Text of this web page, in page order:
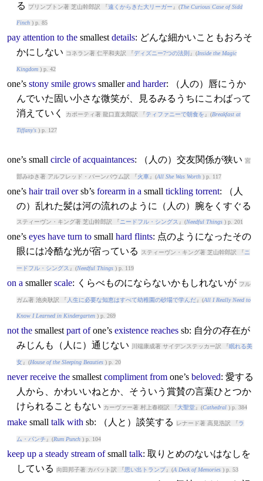
る
プリンプトン著 芝山幹郎訳 『遠くからきた大リーガー 』(The Curious Case of Sidd
Finch) p. 85
pay attention to the smallest details: どんな細かいこともおろそ
かにしない コネラン著 仁平和夫訳 『ディズニー7つの法則 』(Inside the Magic
Kingdom) p. 42
one’s stony smile grows smallerand harder: （人の）唇にうか
んでいた固い小さな微笑が、見るみるうちにこわばって
消えていく
カポーティ著 龍口直太郎訳 『ティファニーで朝食を 』(Breakfast at
Tiffany's) p. 127
one’s small circle of acquaintances: （人の）交友関係が狭い 宮
部みゆき著 アルフレッド・バーンバウム訳 『火車 』(All She Was Worth) p. 117
one’s hair trail oversb’s forearm in a small tickling torrent: （人
の）乱れた髪は河の流れのように（人の）腕をくすぐる
スティーヴン・キング著 芝山幹郎訳 『 ニードフル・シングス 』(Needful Things) p. 201
one’s eyes have turn to small hard flints: 点のようになったその
眼には冷酷な光が宿っている
スティーヴン・キング著 芝山幹郎訳 『 ニ
ードフル・シングス 』(Needful Things) p. 119
on a smallerscale: くらべものにならないかもしれないが フル
ガム著 池央耿訳 『 人生に必要な知恵はすべて幼稚園の砂場で学んだ』(All I Really Need to
Know I Learned in Kindergarten) p. 269
not the smallest part ofone’s existence reachessb: 自分の存在が
みじんも（人に）通じない
川端康成著 サイデンステッカー訳 『眠れる美
女』(House of the Sleeping Beauties) p. 20
never receive the smallest compliment fromone’s beloved: 愛する
人から、かわいいねとか、そういう賞賛の言葉ひとつか
けられることもない カーヴァー著 村上春樹訳 『大聖堂』(Cathedral) p. 384
make small talk with sb: （人と）談笑する レナード著 高見浩訳 『ラ
ム・パンチ 』(Rum Punch) p. 104
keep up a steady stream of small talk: 取りとめのないはなしを
している 向田邦子著 カバット訳 『思い出トランプ』(A Deck of Memories) p. 53